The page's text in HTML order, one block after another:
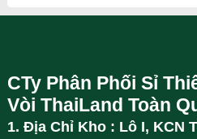
CTy Phân Phối Sỉ
Vòi ThaiLand Toàn
1. Địa Chỉ Kho : Lô I, KCN